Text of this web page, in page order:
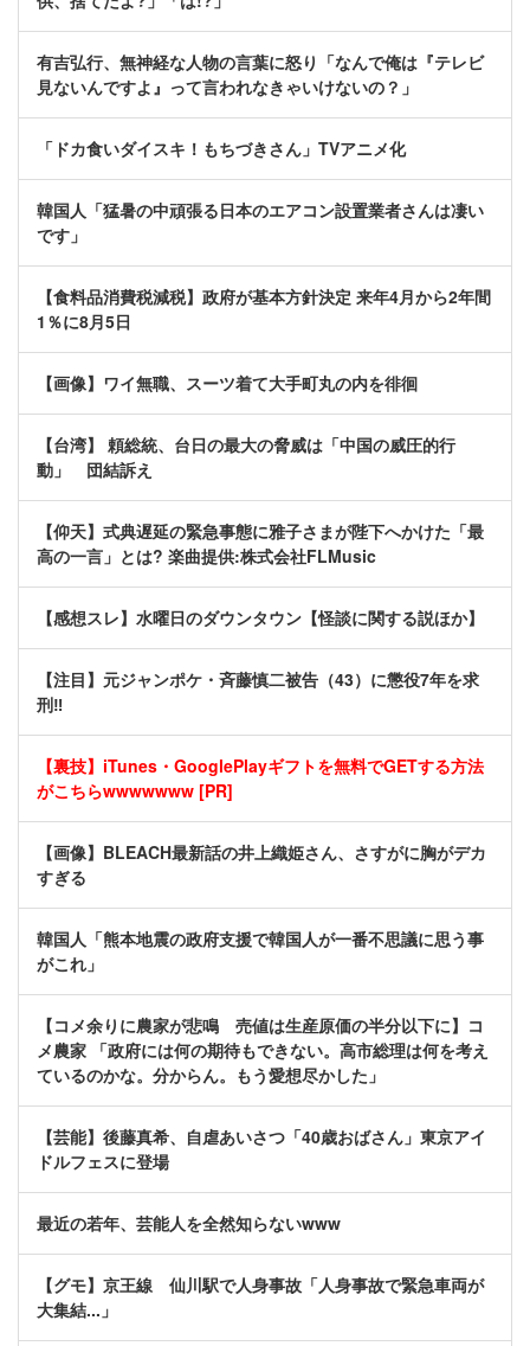
有吉弘行、無神経な人物の言葉に怒り「なんで俺は『テレビ
見ないんですよ』って言われなきゃいけないの？」
「ドカ食いダイスキ！もちづきさん」TVアニメ化
韓国人「猛暑の中頑張る日本のエアコン設置業者さんは凄い
です」
【食料品消費税減税】政府が基本方針決定 来年4月から2年間
1％に8月5日
【画像】ワイ無職、スーツ着て大手町丸の内を徘徊
【台湾】 頼総統、台日の最大の脅威は「中国の威圧的行
動」 団結訴え
【仰天】式典遅延の緊急事態に雅子さまが陛下へかけた「最
高の一言」とは? 楽曲提供:株式会社FLMusic
【感想スレ】水曜日のダウンタウン【怪談に関する説ほか】
【注目】元ジャンポケ・斉藤慎二被告（43）に懲役7年を求
刑‼
【裏技】iTunes・GooglePlayギフトを無料でGETする方法
がこちらwwwwwww [PR]
【画像】BLEACH最新話の井上織姫さん、さすがに胸がデカ
すぎる
韓国人「熊本地震の政府支援で韓国人が一番不思議に思う事
がこれ」
【コメ余りに農家が悲鳴 売値は生産原価の半分以下に】コ
メ農家 「政府には何の期待もできない。高市総理は何を考え
ているのかな。分からん。もう愛想尽かした」
【芸能】後藤真希、自虐あいさつ「40歳おばさん」東京アイ
ドルフェスに登場
最近の若年、芸能人を全然知らないwww
【グモ】京王線 仙川駅で人身事故「人身事故で緊急車両が
大集結...」